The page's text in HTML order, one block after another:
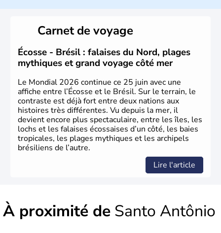
du Brésil ont été atteintes par le portugais Cabral en
1500. Durant le XVIe siècle, de très nombreux esclaves
venus d'Afrique ont permis une large exploitation des
ressources en sucre du pays.
Carnet de voyage
Écosse - Brésil : falaises du Nord, plages
mythiques et grand voyage côté mer
Le Mondial 2026 continue ce 25 juin avec une
affiche entre l’Écosse et le Brésil. Sur le terrain, le
contraste est déjà fort entre deux nations aux
histoires très différentes. Vu depuis la mer, il
devient encore plus spectaculaire, entre les îles, les
lochs et les falaises écossaises d’un côté, les baies
tropicales, les plages mythiques et les archipels
brésiliens de l’autre.
Lire l'article
À proximité de Santo Antônio